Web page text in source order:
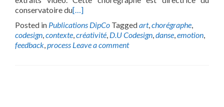
conservatoire du[…]
Posted in Publications DipCo Taggedart,chorégraphe,
codesign,contexte,créativité, D.U Codesign,danse,emotion,
feedback,process Leave a comment